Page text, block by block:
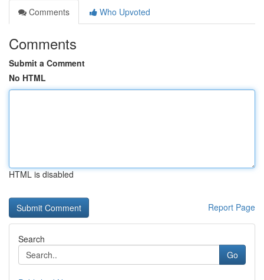
Comments
Who Upvoted
Comments
Submit a Comment
No HTML
HTML is disabled
Report Page
Search
Go